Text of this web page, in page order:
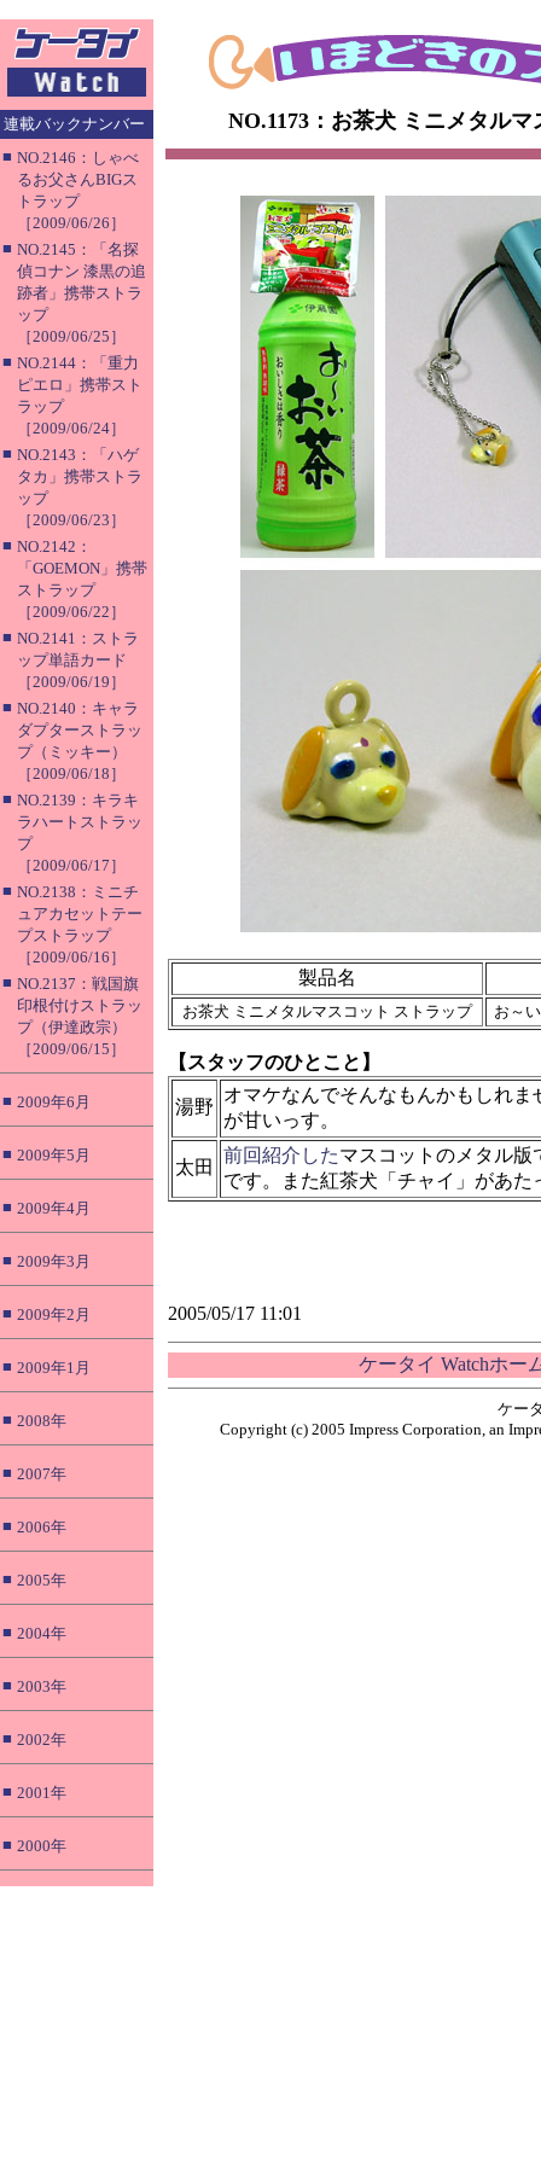
連載バックナンバー
■ NO.2146：しゃべ
るお父さんBIGス
トラップ
［2009/06/26］
■ NO.2145：「名探
偵コナン 漆黒の追
跡者」携帯ストラ
ップ
［2009/06/25］
■ NO.2144：「重力
ピエロ」携帯スト
ラップ
［2009/06/24］
■ NO.2143：「ハゲ
タカ」携帯ストラ
ップ
［2009/06/23］
■ NO.2142：
「GOEMON」携帯
ストラップ
［2009/06/22］
■ NO.2141：ストラ
ップ単語カード
［2009/06/19］
■ NO.2140：キャラ
ダプターストラッ
プ（ミッキー）
［2009/06/18］
■ NO.2139：キラキ
ラハートストラッ
プ
［2009/06/17］
■ NO.2138：ミニチ
ュアカセットテー
プストラップ
［2009/06/16］
■ NO.2137：戦国旗
印根付けストラッ
プ（伊達政宗）
［2009/06/15］
■ 2009年6月
■ 2009年5月
■ 2009年4月
■ 2009年3月
■ 2009年2月
■ 2009年1月
■ 2008年
■ 2007年
■ 2006年
■ 2005年
■ 2004年
■ 2003年
■ 2002年
■ 2001年
■ 2000年
NO.1173：お茶犬 ミニメタル
製品名
お茶犬 ミニメタルマスコット ストラップ お～
【スタッフのひとこと】
湯野
オマケなんでそんなもんかもしれ
が甘いっす。
太田
前回紹介したマスコットのメタル版
です。また紅茶犬「チャイ」があた
2005/05/17 11:01
ケータイ Watchホー
ケー
Copyright (c) 2005 Impress Corporation, an